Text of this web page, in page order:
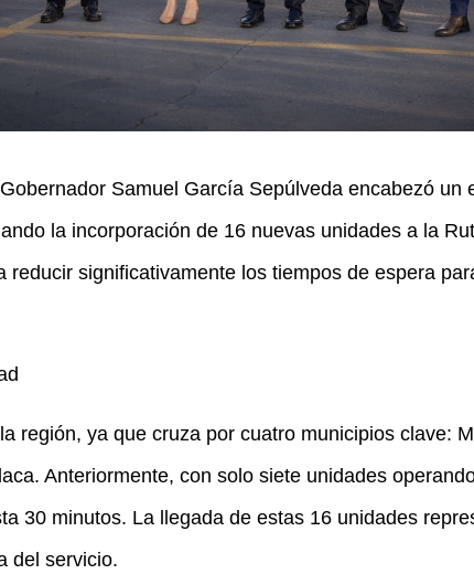
Samuel García Sepúlveda encabezó un
la incorporación de 16 nuevas unidades a la
reducir significativamente los tiempos de espera
región, ya que cruza por cuatro municipios clave:
Anteriormente, con solo siete unidades
30 minutos. La llegada de estas 16 unidades
del servicio.